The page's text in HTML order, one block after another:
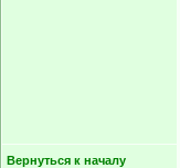
Вернуться к началу